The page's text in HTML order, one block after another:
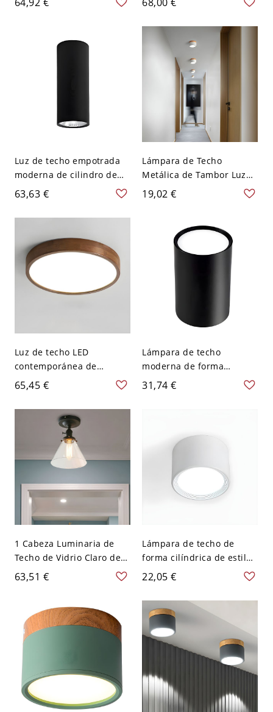
imitación madera con
120 V 30,48 cm Nogal
acabado en nogal,
redonda de perfil bajo -
110 A 120 V 30,48 cm
Blanco
Luz de techo empotrada
moderna de cilindro de
metal con 1 luz - Negro
110 A 120 V 30,48 cm
Blanco
63,63 €
Lámpara de Techo
Metálica de Tambor Luz
de Techo LED Nórdica
para Cuarto - Blanco 110
19,02 €
Luz de techo LED
contemporánea de
montaje empotrado en
madera con pantalla
acrílica - Color Nuez 110 A
120 V 22,86 cm Círculo
65,45 €
Lámpara de techo
moderna de forma
cilíndrica de aluminio con
1 luz para estudio o sala
31,74 €
1 Cabeza Luminaria de
Techo de Vidrio Claro de
Cono Semi Plafón
Industrial para Pasillo -
63,51 €
Lámpara de techo de
forma cilíndrica de estilo
moderno, metal, 1 luz,
iluminación de techo para
restaurante - Blanco 110
A 120 V 8,89 cm Blanco
22,05 €